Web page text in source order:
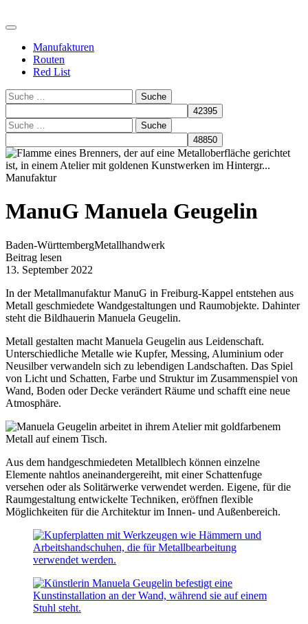
Manufakturen
Routen
Red List
Suche
Suche
Manufaktur
ManuG Manuela Geugelin
Baden-WürttembergMetallhandwerk
Beitrag lesen
13. September 2022
In der Metallmanufaktur ManuG in Freiburg-Kappel entstehen aus
Metall geschmiedete Wandgestaltungen und Raumobjekte. Dahinter
steht die Bildhauerin Manuela Geugelin.
Metall gestalten macht Manuela Geugelin aus Leidenschaft.
Unterschiedliche Metalle wie Kupfer, Messing, Aluminium oder
Neusilber verwandeln sich zu lebendigen Landschaften. Das Spiel
von Licht und Schatten, Farbe und Struktur im Zusammenspiel von
Wand, Boden oder Decke verändert Räume und schafft eine neue
Atmosphäre.
Aus dem handgeschmiedeten Metallblech können einzelne
Elemente nahtlos aneinandergereiht, mit einer Schattenfuge
versehen oder als Solitärwerke verwendet werden. Eigene, für die
Raumgestaltung entwickelte Techniken, eröffnen flexible
Möglichkeiten für die Architektur im Innen- und Außenbereich.